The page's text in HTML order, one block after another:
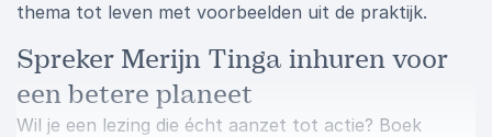
thema tot leven met voorbeelden uit de praktijk.
Spreker Merijn Tinga inhuren voor
een betere planeet
Wil je een lezing die écht aanzet tot actie? Boek